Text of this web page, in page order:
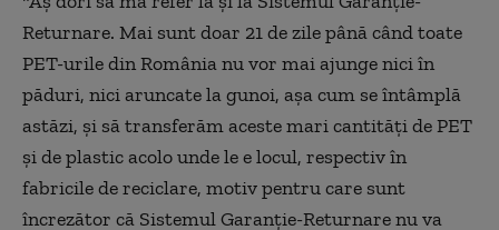
Returnare. Mai sunt doar 21 de zile până când toate
PET-urile din România nu vor mai ajunge nici în
păduri, nici aruncate la gunoi, aşa cum se întâmplă
astăzi, şi să transferăm aceste mari cantităţi de PET
şi de plastic acolo unde le e locul, respectiv în
fabricile de reciclare, motiv pentru care sunt
încrezător că Sistemul Garanţie-Returnare nu va